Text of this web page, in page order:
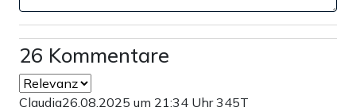
26 Kommentare
Claudia26.08.2025 um 21:34 Uhr345T